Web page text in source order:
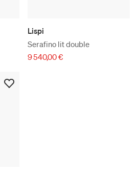
Lispi
Serafino lit double
9 540,00 €